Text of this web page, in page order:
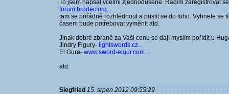
To jsem napsal vcelmi zjednodušeně. Radím zaregistrovat
forum.brodec.org...
tam se pořádně rozhlédnout a pustit se do toho. Vyhnete se
časem bude potřebovat vyměnit atd.
Jinak dobré zbraně za Vaši cenu se dají myslím pořídit u
Jindry Figury- lightswords.cz...
El Gura- www.sword-elgur.com...
atd.
Siegfried 15. srpen 2012 09:55:29